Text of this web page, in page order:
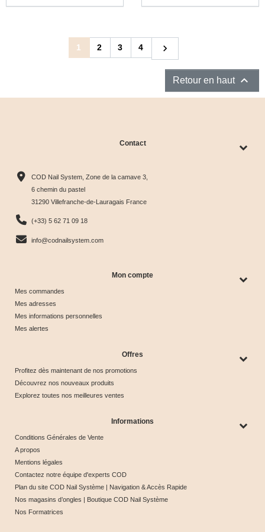
1 2 3 4 Suivant

Retour en haut 
Contact
COD Nail System, Zone de la camave 3,
6 chemin du pastel
31290 Villefranche-de-Lauragais France
(+33) 5 62 71 09 18
info@codnailsystem.com
Mon compte
Mes commandes
Mes adresses
Mes informations personnelles
Mes alertes
Offres
Profitez dès maintenant de nos promotions
Découvrez nos nouveaux produits
Explorez toutes nos meilleures ventes
Informations
Conditions Générales de Vente
A propos
Mentions légales
Contactez notre équipe d'experts COD
Plan du site COD Nail Système | Navigation & Accès Rapide
Nos magasins d’ongles | Boutique COD Nail Système
Nos Formatrices